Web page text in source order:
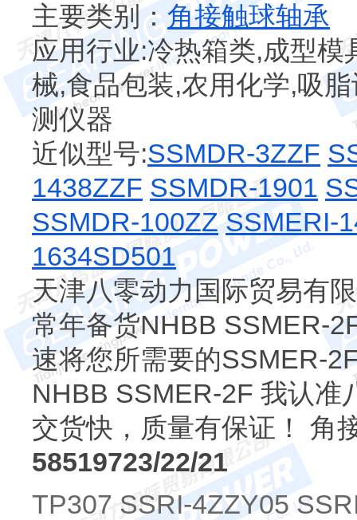
主要类别：角接触球轴承
应用行业:冷热箱类,成型
械,食品包装,农用化学,吸
测仪器
近似型号:SSMDR-3ZZF
1438ZZF SSMDR-1901
SSMDR-100ZZ SSMERI-
1634SD501
天津八零动力国际贸易有
常年备货NHBB SSMER-
速将您所需要的SSMER-
NHBB SSMER-2F 我认准
交货快，质量有保证！ 角
58519723/22/21
TP307 SSRI-4ZZY05